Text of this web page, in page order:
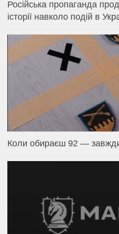
Російська пропаганда
історії навколо подій в
Коли обираєш 92 —